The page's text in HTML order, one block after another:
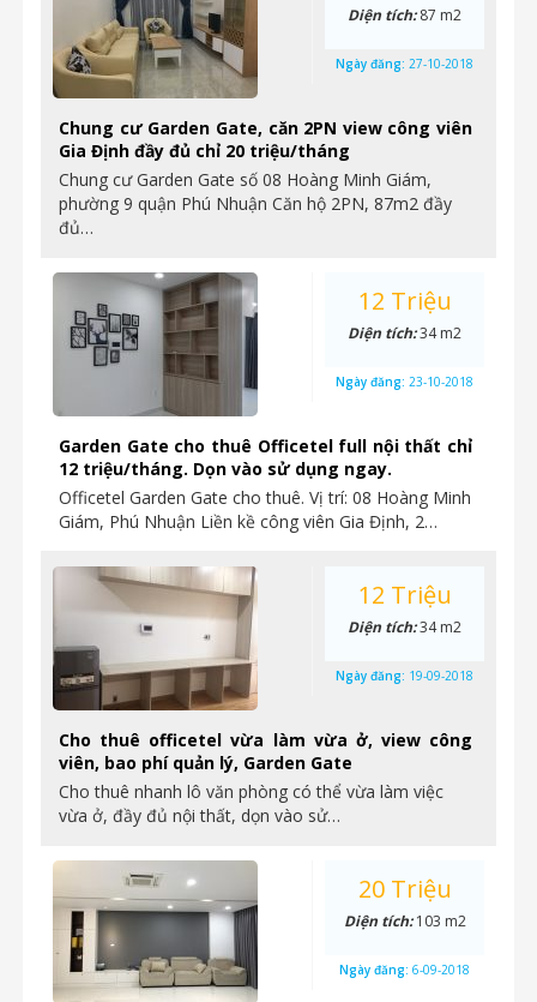
Chung cư Garden Gate, căn 2PN view công viên
Gia Định đầy đủ chỉ 20 triệu/tháng
Chung cư Garden Gate số 08 Hoàng Minh Giám,
phường 9 quận Phú Nhuận Căn hộ 2PN, 87m2 đầy
đủ…
Diện tích:87 m2
Ngày đăng: 27-10-2018
Garden Gate cho thuê Officetel full nội thất chỉ
12 triệu/tháng. Dọn vào sử dụng ngay.
Officetel Garden Gate cho thuê. Vị trí: 08 Hoàng Minh
Giám, Phú Nhuận Liền kề công viên Gia Định, 2…
12 Triệu
Diện tích:34 m2
Ngày đăng: 23-10-2018
Cho thuê officetel vừa làm vừa ở, view công
viên, bao phí quản lý, Garden Gate
Cho thuê nhanh lô văn phòng có thể vừa làm việc
vừa ở, đầy đủ nội thất, dọn vào sử…
12 Triệu
Diện tích:34 m2
Ngày đăng: 19-09-2018
20 Triệu
Diện tích:103 m2
Ngày đăng: 6-09-2018